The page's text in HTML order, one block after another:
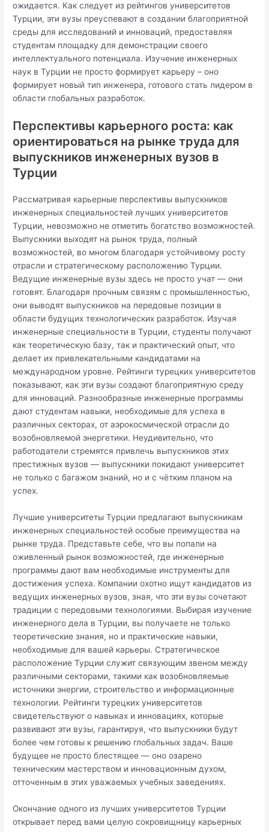
ожидается. Как следует из рейтингов университетов
Турции, эти вузы преуспевают в создании благоприятной
среды для исследований и инноваций, предоставляя
студентам площадку для демонстрации своего
интеллектуального потенциала. Изучение инженерных
наук в Турции не просто формирует карьеру – оно
формирует новый тип инженера, готового стать лидером в
области глобальных разработок.
Перспективы карьерного роста: как
ориентироваться на рынке труда для
выпускников инженерных вузов в
Турции
Рассматривая карьерные перспективы выпускников
инженерных специальностей лучших университетов
Турции, невозможно не отметить богатство возможностей.
Выпускники выходят на рынок труда, полный
возможностей, во многом благодаря устойчивому росту
отрасли и стратегическому расположению Турции.
Ведущие инженерные вузы здесь не просто учат — они
готовят. Благодаря прочным связям с промышленностью,
они выводят выпускников на передовые позиции в
области будущих технологических разработок. Изучая
инженерные специальности в Турции, студенты получают
как теоретическую базу, так и практический опыт, что
делает их привлекательными кандидатами на
международном уровне. Рейтинги турецких университетов
показывают, как эти вузы создают благоприятную среду
для инноваций. Разнообразные инженерные программы
дают студентам навыки, необходимые для успеха в
различных секторах, от аэрокосмической отрасли до
возобновляемой энергетики. Неудивительно, что
работодатели стремятся привлечь выпускников этих
престижных вузов — выпускники покидают университет
не только с багажом знаний, но и с чётким планом на
успех.
Лучшие университеты Турции предлагают выпускникам
инженерных специальностей особые преимущества на
рынке труда. Представьте себе, что вы попали на
оживленный рынок возможностей, где инженерные
программы дают вам необходимые инструменты для
достижения успеха. Компании охотно ищут кандидатов из
ведущих инженерных вузов, зная, что эти вузы сочетают
традиции с передовыми технологиями. Выбирая изучение
инженерного дела в Турции, вы получаете не только
теоретические знания, но и практические навыки,
необходимые для вашей карьеры. Стратегическое
расположение Турции служит связующим звеном между
различными секторами, такими как возобновляемые
источники энергии, строительство и информационные
технологии. Рейтинги турецких университетов
свидетельствуют о навыках и инновациях, которые
развивают эти вузы, гарантируя, что выпускники будут
более чем готовы к решению глобальных задач. Ваше
будущее не просто блестящее — оно озарено
техническим мастерством и инновационным духом,
отточенным в этих уважаемых учебных заведениях.
Окончание одного из лучших университетов Турции
открывает перед вами целую сокровищницу карьерных